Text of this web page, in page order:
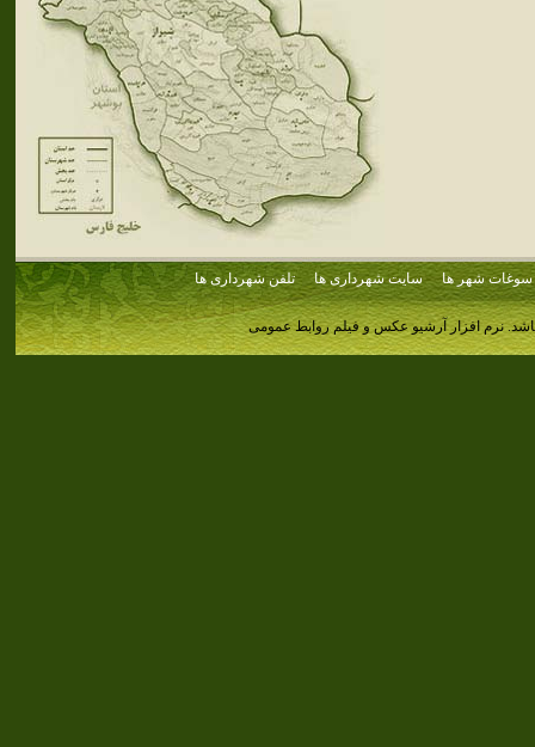
سوغات شهر ها سایت شهرداری ها تلفن شهرداری ها
نرم افزار آرشیو عکس و فیلم روابط عمومی